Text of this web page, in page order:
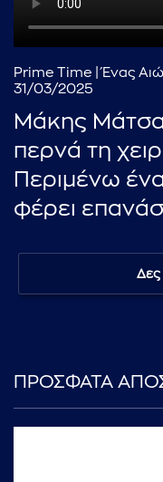
Prime Time | Ένας
31/03/2025
Μάκης
περνά τη
Περιμένω
φέρει
Δες
ΠΡΟΣΦΑΤΑ